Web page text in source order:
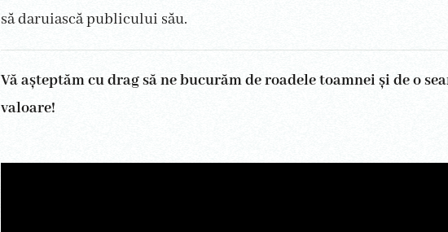
să daruiască publicului său.
Vă așteptăm cu drag să ne bucurăm de roadele toamnei și de o
valoare!